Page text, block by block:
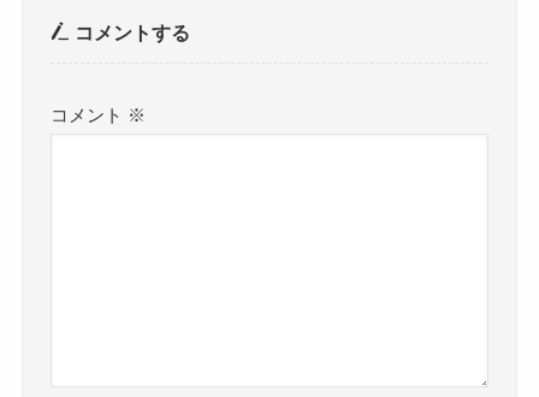
コメントする
コメント ※